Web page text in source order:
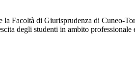
Facoltà di Giurisprudenza di Cuneo-
degli studenti in ambito professionale